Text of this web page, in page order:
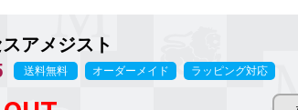
アメジスト
送料無料 オーダーメイド ラッピング対応